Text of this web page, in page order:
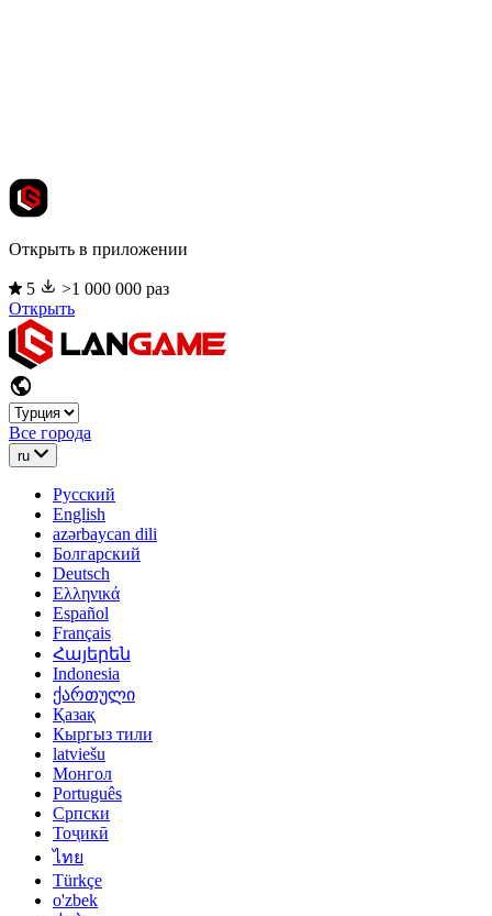
Открыть в приложении
5
>1 000 000 раз
Открыть
Все города
ru
Русский
English
azərbaycan dili
Болгарский
Deutsch
Ελληνικά
Español
Français
Հայերեն
Indonesia
ქართული
Қазақ
Кыргыз тили
latviešu
Монгол
Português
Српски
Тоҷикӣ
ไทย
Türkçe
o'zbek